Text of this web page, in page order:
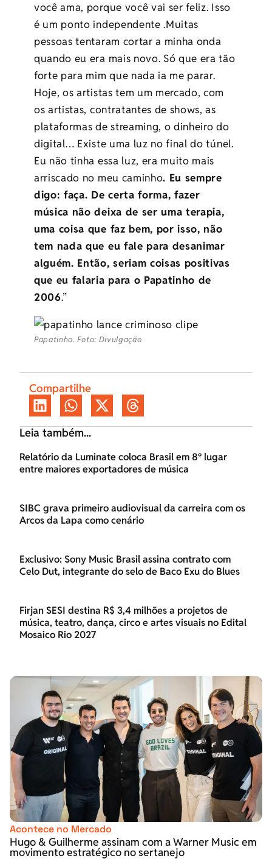
você ama, porque você vai ser feliz. Isso
é um ponto independente .Muitas
pessoas tentaram cortar a minha onda
quando eu era mais novo. Só que era tão
forte para mim que nada ia me parar.
Hoje, os artistas tem um mercado, com
os artistas, contratantes de shows, as
plataformas de streaming, o dinheiro do
digital… Existe uma luz no final do túnel.
Eu não tinha essa luz, era muito mais
arriscado no meu caminho. Eu sempre
digo: faça. De certa forma, fazer
música não deixa de ser uma terapia,
uma coisa que faz bem, por isso, não
tem nada que eu fale para desanimar
alguém. Então, seriam coisas positivas
que eu falaria para o Papatinho de
2006.”
Papatinho. Foto: Divulgação
Compartilhe
Leia também...
Relatório da Luminate coloca Brasil em 8º lugar
entre maiores exportadores de música
SIBC grava primeiro audiovisual da carreira com os
Arcos da Lapa como cenário
Exclusivo: Sony Music Brasil assina contrato com
Celo Dut, integrante do selo de Baco Exu do Blues
Firjan SESI destina R$ 3,4 milhões a projetos de
música, teatro, dança, circo e artes visuais no Edital
Mosaico Rio 2027
Acontece no Mercado
Hugo & Guilherme assinam com a Warner Music em
movimento estratégico no sertanejo